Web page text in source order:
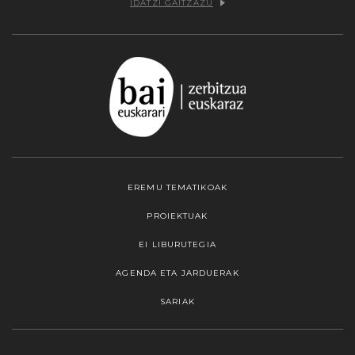
IDATZI GAITZAZU
EREMU TEMATIKOAK
PROIEKTUAK
EI LIBURUTEGIA
AGENDA ETA JARDUERAK
SARIAK